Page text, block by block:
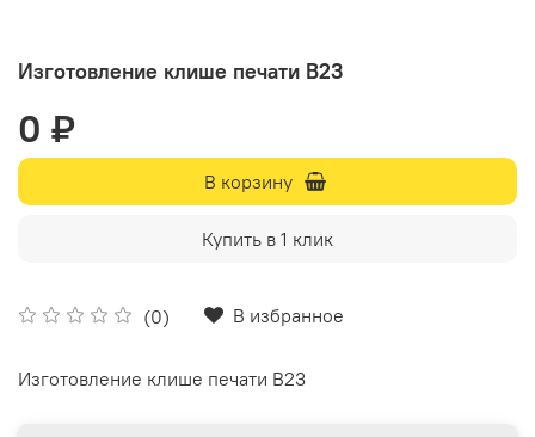
Изготовление клише печати В23
(0) В избранное
0 ₽
В корзину
Купить в 1 клик
Изготовление клише печати В23